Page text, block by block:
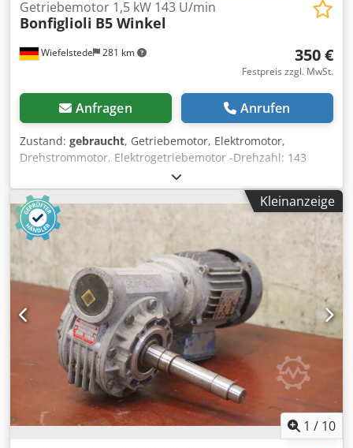
Wiefelstede 281 km
Getriebemotor 1,5 kW 143 U/min
Bonfiglioli B5 Winkel
350 €
Festpreis zzgl. MwSt.
Anfragen Anrufen
Zustand: gebraucht, Getriebemotor, Elektromotor,
Drehstrommotor, Elektrogetriebemotor -Drehzahl: 143
U/min -Leistung: 1,5 kW -Bauform: B5 Winkel -
Durchmesser Welle: 35 mm -Schutzart: IP 54 -
Abmessungen: 620/320/H300 mm -Gewicht: 52 kg
Csdpfschq Imsx Alcsha
Kleinanzeige
1 / 10